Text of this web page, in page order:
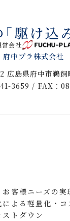
営会社
府中プラ株式会社
広島県府中市鵜
3659 / FAX：
客様ニーズの実
よる軽量化・コ
トダウン